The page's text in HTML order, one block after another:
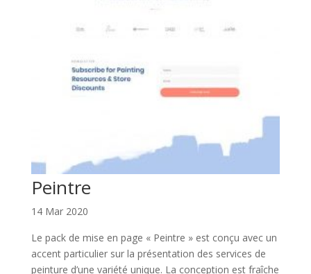
Peintre
14 Mar 2020
Le pack de mise en page « Peintre » est conçu avec un
accent particulier sur la présentation des services de
peinture d’une variété unique. La conception est fraîche